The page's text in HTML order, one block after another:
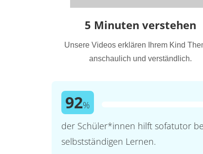
5 Minuten verstehen
Unsere Videos erklären Ihrem Kind
anschaulich und verständlich.
92%
der Schüler*innen hilft sofatutor
selbstständigen Lernen.